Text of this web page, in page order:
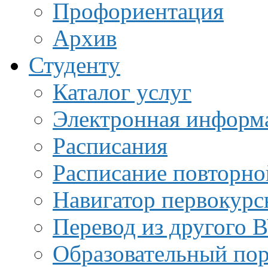
Профориентация
Архив
Студенту
Каталог услуг
Электронная
Расписания
Расписание
Навигатор
Перевод из другого
Образовательный